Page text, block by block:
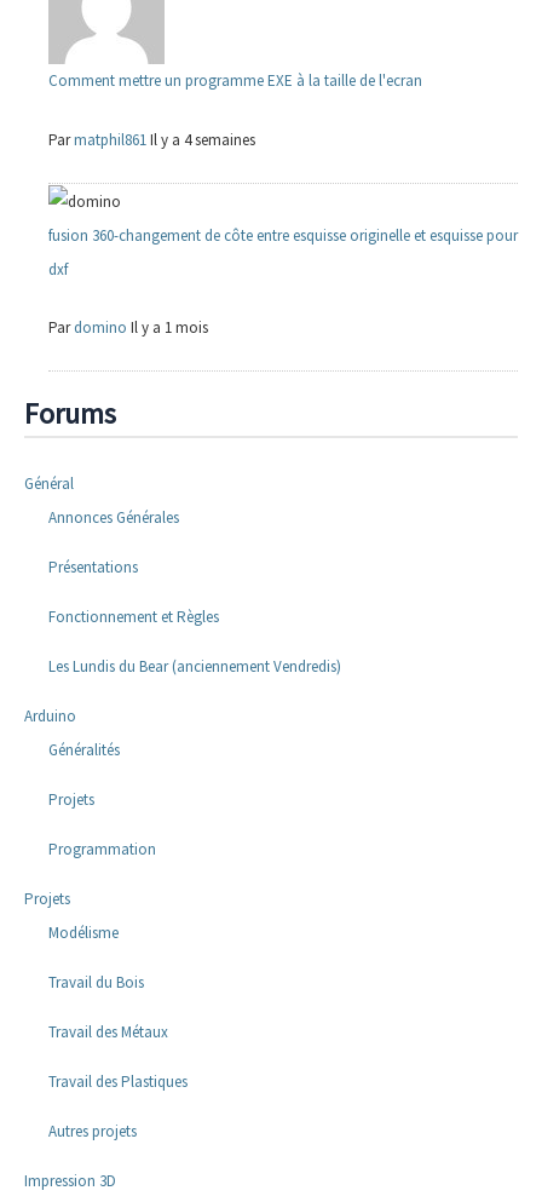
Comment mettre un programme EXE à la taille de l'ecran
Parmatphil861Il y a 4 semaines
fusion 360-changement de côte entre esquisse originelle et esquisse pour
dxf
Pardomino Il y a 1 mois
Forums
Général
Annonces Générales
Présentations
Fonctionnement et Règles
Les Lundis du Bear (anciennement Vendredis)
Arduino
Généralités
Projets
Programmation
Projets
Modélisme
Travail du Bois
Travail des Métaux
Travail des Plastiques
Autres projets
Impression 3D